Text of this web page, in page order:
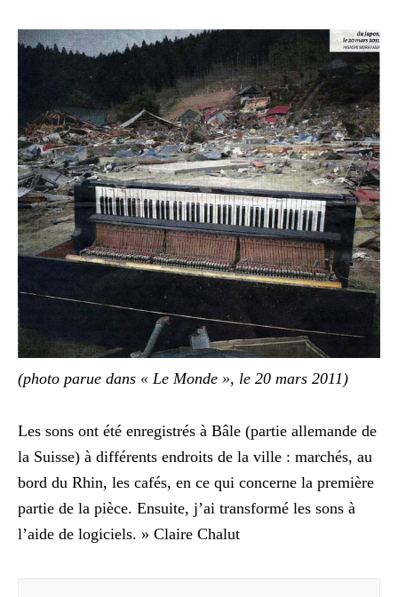
(photo parue dans « Le Monde », le 20 mars 2011)
Les sons ont été enregistrés à Bâle (partie allemande de
la Suisse) à différents endroits de la ville : marchés, au
bord du Rhin, les cafés, en ce qui concerne la première
partie de la pièce. Ensuite, j’ai transformé les sons à
l’aide de logiciels. » Claire Chalut